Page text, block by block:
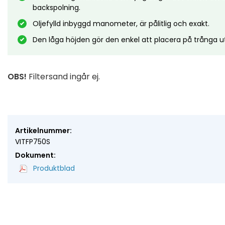
backspolning.
Oljefylld inbyggd manometer, är pålitlig och exakt.
Den låga höjden gör den enkel att placera på trånga
OBS! Filtersand ingår ej.
Artikelnummer:
VITFP750S
Dokument:
Produktblad